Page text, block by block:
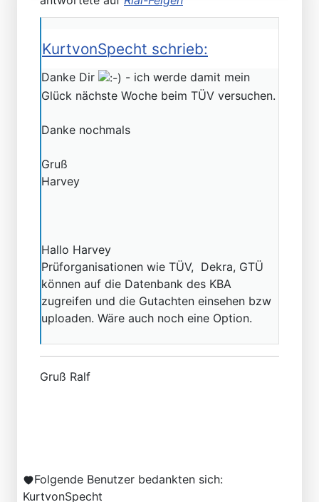
KurtvonSpecht schrieb:
Danke Dir
- ich werde damit mein
Glück nächste Woche beim TÜV versuchen.
Danke nochmals
Gruß
Harvey
Hallo Harvey
Prüforganisationen wie TÜV, Dekra, GTÜ
können auf die Datenbank des KBA
zugreifen und die Gutachten einsehen bzw
uploaden. Wäre auch noch eine Option.
Gruß Ralf
Folgende Benutzer bedankten sich:
KurtvonSpecht